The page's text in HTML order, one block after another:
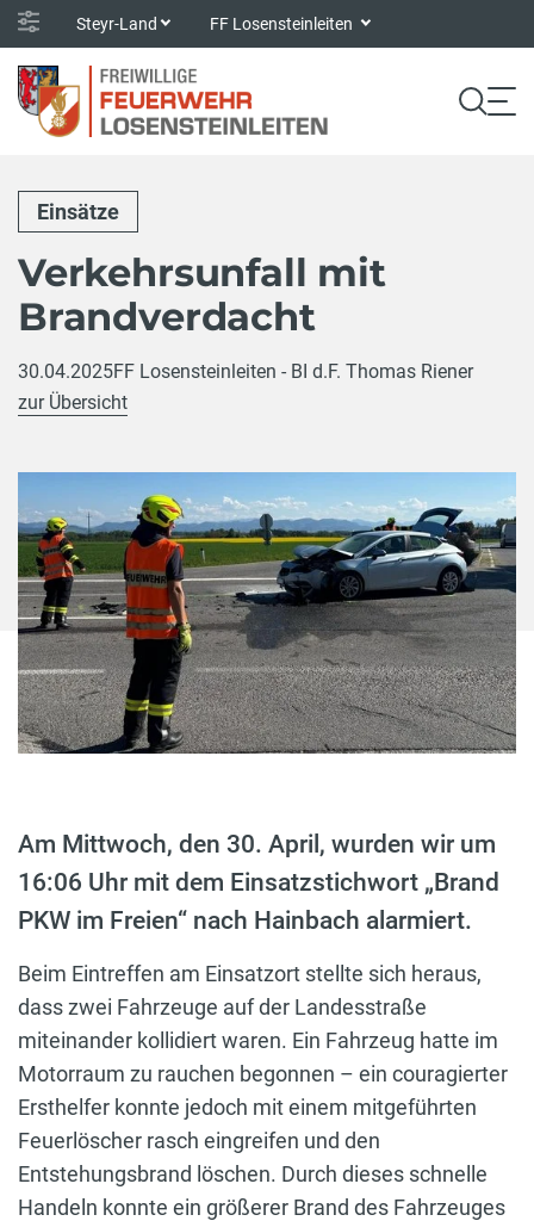
Steyr-Land FF Losensteinleiten
Einsätze
Verkehrsunfall mit
Brandverdacht
30.04.2025FF Losensteinleiten - BI d.F. Thomas Riener
zur Übersicht
Am Mittwoch, den 30. April, wurden wir um
16:06 Uhr mit dem Einsatzstichwort „Brand
PKW im Freien“ nach Hainbach alarmiert.
Beim Eintreffen am Einsatzort stellte sich heraus,
dass zwei Fahrzeuge auf der Landesstraße
miteinander kollidiert waren. Ein Fahrzeug hatte im
Motorraum zu rauchen begonnen – ein couragierter
Ersthelfer konnte jedoch mit einem mitgeführten
Feuerlöscher rasch eingreifen und den
Entstehungsbrand löschen. Durch dieses schnelle
Handeln konnte ein größerer Brand des Fahrzeuges